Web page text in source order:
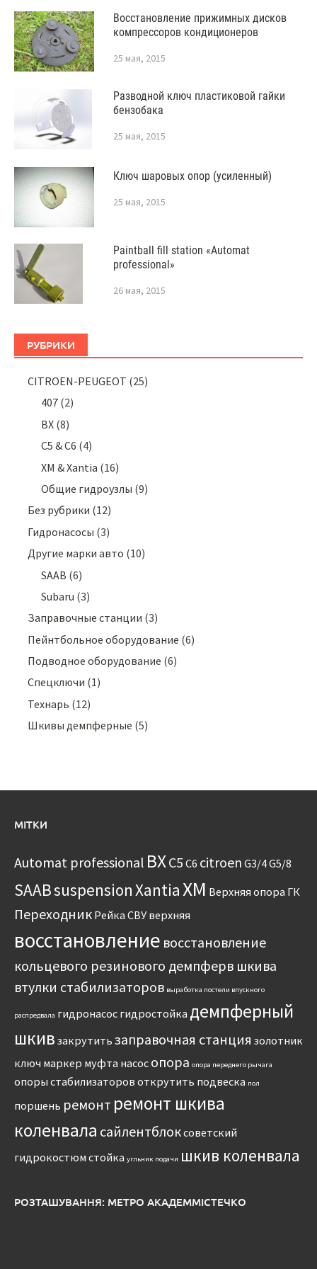
Восстановление прижимных дисков
компрессоров кондиционеров
25 мая, 2015
Разводной ключ пластиковой гайки
бензобака
25 мая, 2015
Ключ шаровых опор (усиленный)
25 мая, 2015
Paintball fill station «Automat
professional»
26 мая, 2015
РУБРИКИ
CITROEN-PEUGEOT (25)
407 (2)
BX (8)
C5 & C6 (4)
XM & Xantia (16)
Общие гидроузлы (9)
Без рубрики (12)
Гидронасосы (3)
Другие марки авто (10)
SAAB (6)
Subaru (3)
Заправочные станции (3)
Пейнтбольное оборудование (6)
Подводное оборудование (6)
Спецключи (1)
Технарь (12)
Шкивы демпферные (5)
МІТКИ
Automat professional BXC5 C6 citroen G3/4G5/8
SAABsuspensionXantiaXM Верхняя опора ГК
Переходник Рейка СВУ верхняя
восстановление восстановление
кольцевого резинового демпферв шкива
втулки стабилизаторов выработка постели впускного
распредвала гидронасос гидростойка демпферный
шкив закрутить заправочная станция золотник
ключ маркер муфта насос опора опора переднего рычага
опоры стабилизаторов открутить подвеска пол
поршень ремонт ремонт шкива
коленвала сайлентблоксоветский
гидрокостюм стойка угльник подачи шкив коленвала
РОЗТАШУВАННЯ: МЕТРО АКАДЕММІСТЕЧКО